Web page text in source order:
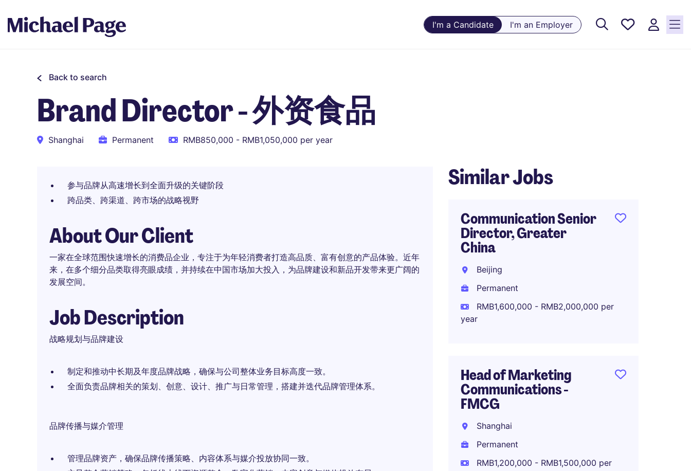
I'm a Candidate I'm an Employer
Saved
Back to search
Brand Director - 外资食品
Shanghai Permanent RMB850,000 - RMB1,050,000 per year
参与品牌从高速增长到全面升级的关键阶段
跨品类、跨渠道、跨市场的战略视野
About Our Client
一家在全球范围快速增长的消费品企业，专注于为年轻消费者打造高品质、富有创意的产品体验。近年
来，在多个细分品类取得亮眼成绩，并持续在中国市场加大投入，为品牌建设和新品开发带来更广阔的
发展空间。
Job Description
战略规划与品牌建设
制定和推动中长期及年度品牌战略，确保与公司整体业务目标高度一致。
全面负责品牌相关的策划、创意、设计、推广与日常管理，搭建并迭代品牌管理体系。
品牌传播与媒介管理
管理品牌资产，确保品牌传播策略、内容体系与媒介投放协同一致。
Similar Jobs
Communication Senior
Director, Greater
China
Beijing
Permanent
RMB1,600,000 - RMB2,000,000 per
year
Head of Marketing
Communications -
FMCG
Shanghai
Permanent
RMB1,200,000 - RMB1,500,000 per